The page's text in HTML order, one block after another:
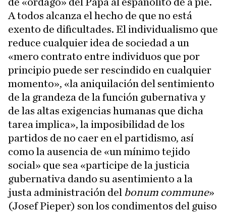
A todos alcanza el hecho de que no está
exento de dificultades. El individualismo que
reduce cualquier idea de sociedad a un
«mero contrato entre individuos que por
principio puede ser rescindido en cualquier
momento», «la aniquilación del sentimiento
de la grandeza de la función gubernativa y
de las altas exigencias humanas que dicha
tarea implica», la imposibilidad de los
partidos de no caer en el partidismo, así
como la ausencia de «un mínimo tejido
social» que sea «participe de la justicia
gubernativa dando su asentimiento a la
justa administración del bonum commune»
(Josef Pieper) son los condimentos del guiso